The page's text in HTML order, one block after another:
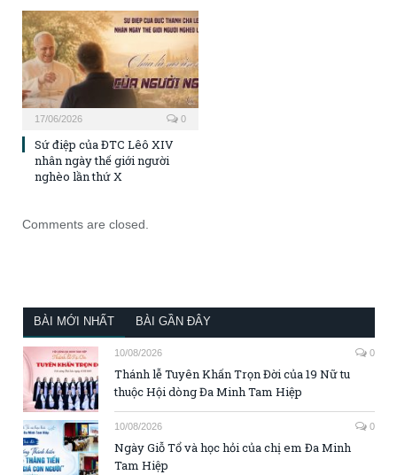
17/06/2026 0
Sứ điệp của ĐTC Lêô XIV
nhân ngày thế giới người
nghèo lần thứ X
Comments are closed.
BÀI MỚI NHẤT BÀI GẦN ĐÂY
10/08/2026 0
Thánh lễ Tuyên Khấn Trọn Đời của 19 Nữ tu
thuộc Hội dòng Đa Minh Tam Hiệp
10/08/2026 0
Ngày Giỗ Tổ và học hỏi của chị em Đa Minh
Tam Hiệp